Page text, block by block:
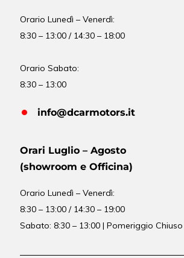
OrarioLunedì – Venerdì:
8:30 – 13:00 / 14:30 – 18:00
Orario Sabato:
8:30 – 13:00
info@dcarmotors.it
Orari Luglio – Agosto
(showroom e Officina)
OrarioLunedì – Venerdì:
8:30 – 13:00 / 14:30 – 19:00
Sabato: 8:30 – 13:00 | Pomeriggio Chiuso